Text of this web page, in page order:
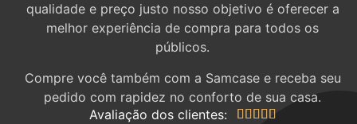
qualidade e preço justo nosso objetivo é oferecer a
melhor experiência de compra para todos os
públicos.
Compre você também com a Samcase e receba seu
pedido com rapidez no conforto de sua casa.
Avaliação dos clientes:
    